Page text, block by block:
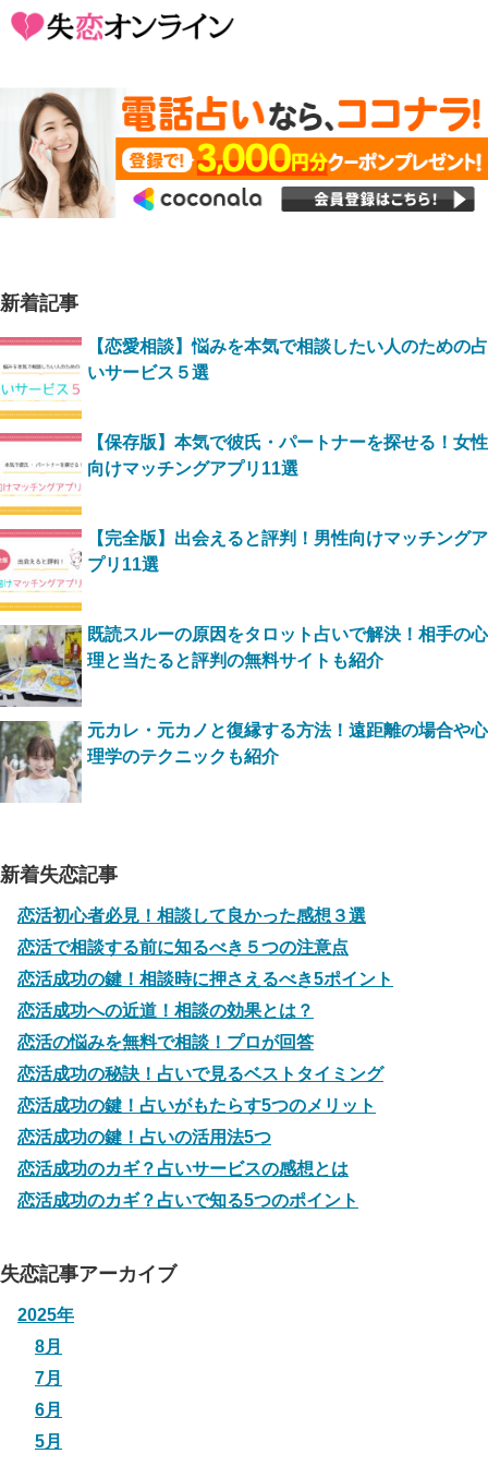
新着記事
【恋愛相談】悩みを本気で相談したい人のための占
いサービス５選
【保存版】本気で彼氏・パートナーを探せる！女性
向けマッチングアプリ11選
【完全版】出会えると評判！男性向けマッチングア
プリ11選
既読スルーの原因をタロット占いで解決！相手の心
理と当たると評判の無料サイトも紹介
元カレ・元カノと復縁する方法！遠距離の場合や心
理学のテクニックも紹介
新着失恋記事
恋活初心者必見！相談して良かった感想３選
恋活で相談する前に知るべき５つの注意点
恋活成功の鍵！相談時に押さえるべき5ポイント
恋活成功への近道！相談の効果とは？
恋活の悩みを無料で相談！プロが回答
恋活成功の秘訣！占いで見るベストタイミング
恋活成功の鍵！占いがもたらす5つのメリット
恋活成功の鍵！占いの活用法5つ
恋活成功のカギ？占いサービスの感想とは
恋活成功のカギ？占いで知る5つのポイント
失恋記事アーカイブ
2025年
8月
7月
6月
5月